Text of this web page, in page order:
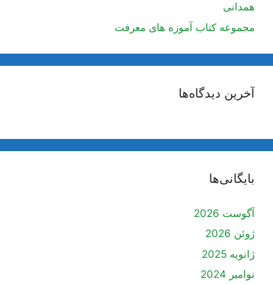
همدانی
مجموعه کتاب آموزه های معرفت
آخرین دیدگاه‌ها
بایگانی‌ها
آگوست 2026
ژوئن 2026
ژانویه 2025
نوامبر 2024